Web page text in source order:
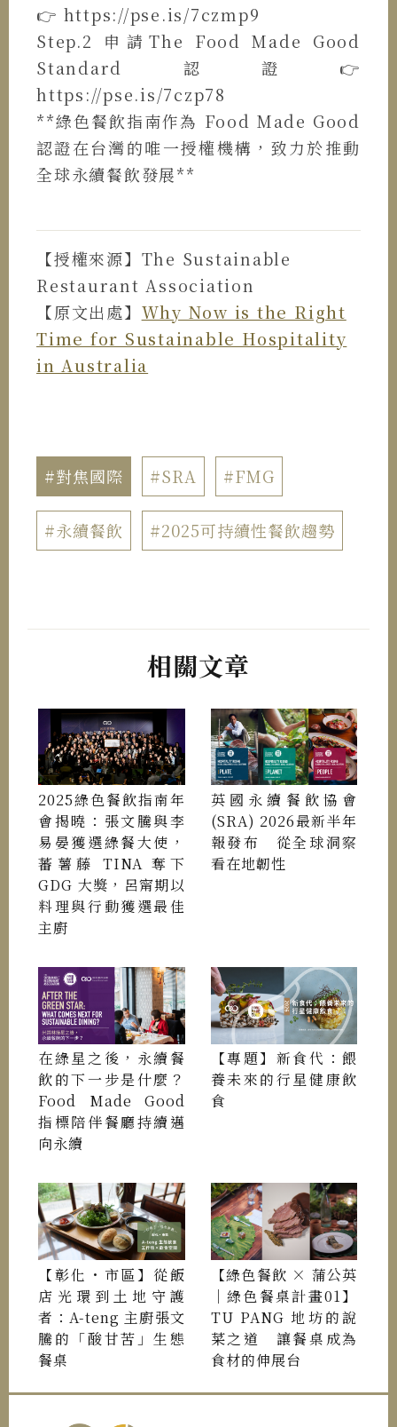
👉 https://pse.is/7czmp9
Step.2 申請The Food Made Good
Standard認證👉
https://pse.is/7czp78
**綠色餐飲指南作為 Food Made Good
認證在台灣的唯一授權機構，致力於推動
全球永續餐飲發展**
【授權來源】The Sustainable
Restaurant Association
【原文出處】 Why Now is the Right
Time for Sustainable Hospitality
in Australia
#對焦國際 #SRA #FMG
#永續餐飲 #2025可持續性餐飲趨勢
相關文章
2025綠色餐飲指南年
會揭曉：張文騰與李
易晏獲選綠餐大使，
蕃薯藤 TINA 奪下
GDG 大獎，呂甯期以
料理與行動獲選最佳
主廚
英國永續餐飲協會
(SRA) 2026最新半年
報發布 從全球洞察
看在地韌性
在綠星之後，永續餐
飲的下一步是什麼？
Food Made Good
指標陪伴餐廳持續邁
向永續
【專題】新食代：餵
養未來的行星健康飲
食
【彰化・市區】從飯
店光環到土地守護
者：A-teng 主廚張文
騰的「酸甘苦」生態
餐桌
【綠色餐飲 × 蒲公英
｜綠色餐桌計畫01】
TU PANG 地坊的說
菜之道 讓餐桌成為
食材的伸展台